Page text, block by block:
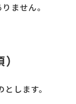
ません。
します。